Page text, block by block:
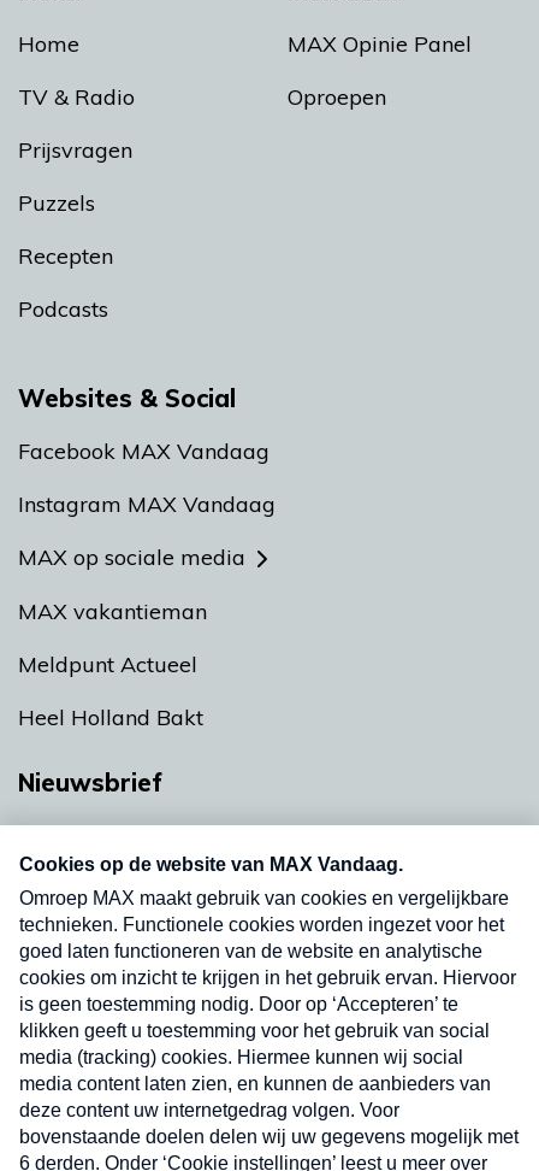
Home
TV & Radio
Prijsvragen
Puzzels
Recepten
Podcasts
MAX Opinie Panel
Oproepen
Websites & Social
Facebook MAX Vandaag
Instagram MAX Vandaag
MAX op sociale media
MAX vakantieman
Meldpunt Actueel
Heel Holland Bakt
Nieuwsbrief
nieuwsbrief. Elke vrijdag- en dinsdagochtend in
uw mailbox.
Verzend